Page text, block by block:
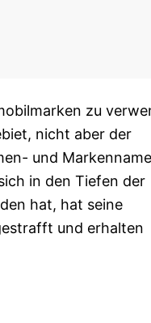
zu
nicht aber der
und
in den Tiefen der
hat, hat seine
und erhalten